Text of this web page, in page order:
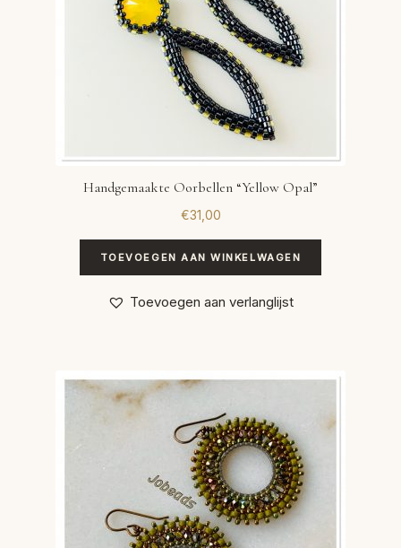
Handgemaakte Oorbellen “Yellow Opal”
€31,00
TOEVOEGEN AAN WINKELWAGEN
Toevoegen aan verlanglijst